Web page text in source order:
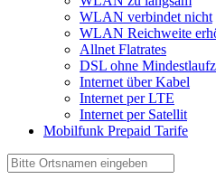
WLAN verbindet nicht
WLAN Reichweite
Allnet Flatrates
DSL ohne
Internet über Kabel
Internet per LTE
Internet per Satellit
Mobilfunk Prepaid Tarife